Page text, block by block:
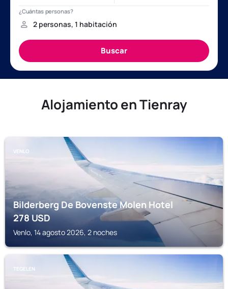
Alojamiento en Tienray
VENLO
Bilderberg De Bovenste Molen Hotel
278USD
Venlo, 14 agosto 2026, 2 noches
TEGELEN